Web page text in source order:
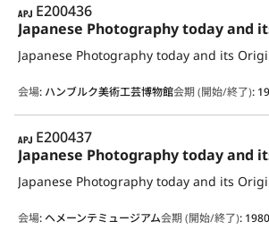
APJ
E200436
Japanese Photography today and
Japanese Photography today and its
会場: ハンブルク美術工芸博物館会期 (開始/終了):
APJ
E200437
Japanese Photography today and
Japanese Photography today and its
会場:ヘメーンテミュージアム会期 (開始/終了):